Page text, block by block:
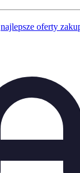
najlepsze oferty